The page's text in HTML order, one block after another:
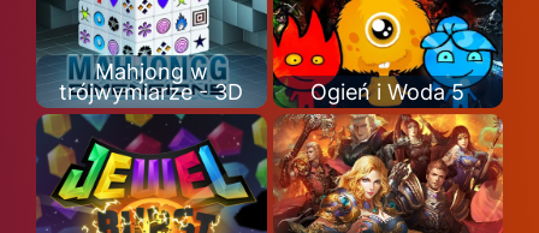
Mahjong w
trójwymiarze - 3D
Ogień i Woda 5